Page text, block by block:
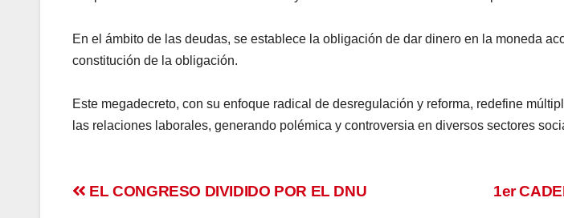
En el ámbito de las deudas, se establece la obligación de dar dinero en la moneda
constitución de la obligación.
Este megadecreto, con su enfoque radical de desregulación y reforma, redefine
las relaciones laborales, generando polémica y controversia en diversos sectores
Navegación
1er
EL CONGRESO DIVIDIDO POR EL DNU